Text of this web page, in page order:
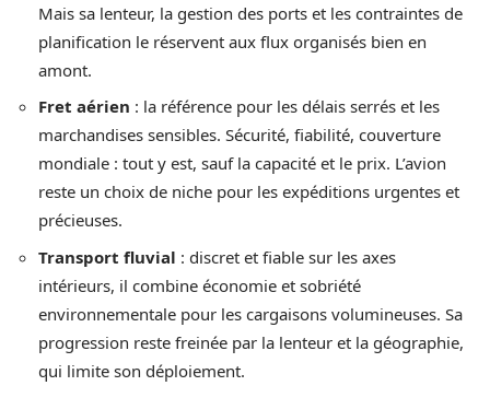
Mais sa lenteur, la gestion des ports et les contraintes de
planification le réservent aux flux organisés bien en
amont.
Fret aérien : la référence pour les délais serrés et les
marchandises sensibles. Sécurité, fiabilité, couverture
mondiale : tout y est, sauf la capacité et le prix. L’avion
reste un choix de niche pour les expéditions urgentes et
précieuses.
Transport fluvial : discret et fiable sur les axes
intérieurs, il combine économie et sobriété
environnementale pour les cargaisons volumineuses. Sa
progression reste freinée par la lenteur et la géographie,
qui limite son déploiement.